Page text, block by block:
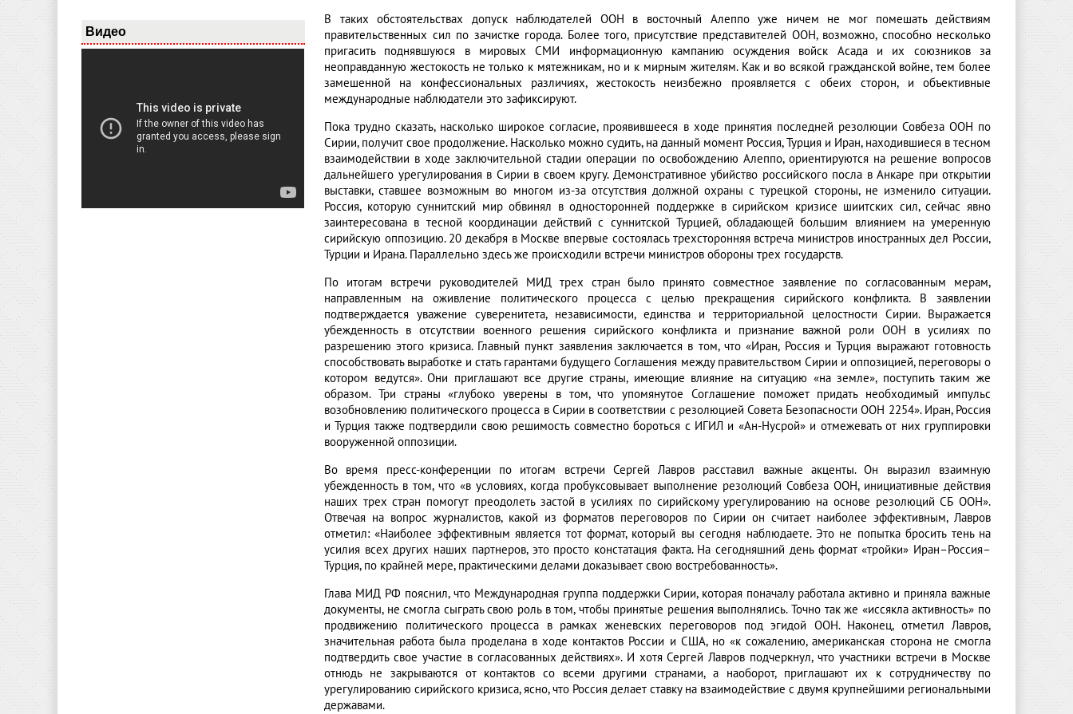
Видео
В таких обстоятельствах допуск наблюдателей ООН в восточный Алеппо уже ничем не мог помешать действиям
правительственных сил по зачистке города. Более того, присутствие представителей ООН, возможно, способно несколько
пригасить поднявшуюся в мировых СМИ информационную кампанию осуждения войск Асада и их союзников за
неоправданную жестокость не только к мятежникам, но и к мирным жителям. Как и во всякой гражданской войне, тем более
замешенной на конфессиональных различиях, жестокость неизбежно проявляется с обеих сторон, и объективные
международные наблюдатели это зафиксируют.
Пока трудно сказать, насколько широкое согласие, проявившееся в ходе принятия последней резолюции Совбеза ООН по
Сирии, получит свое продолжение. Насколько можно судить, на данный момент Россия, Турция и Иран, находившиеся в тесном
взаимодействии в ходе заключительной стадии операции по освобождению Алеппо, ориентируются на решение вопросов
дальнейшего урегулирования в Сирии в своем кругу. Демонстративное убийство российского посла в Анкаре при открытии
выставки, ставшее возможным во многом из-за отсутствия должной охраны с турецкой стороны, не изменило ситуации.
Россия, которую суннитский мир обвинял в односторонней поддержке в сирийском кризисе шиитских сил, сейчас явно
заинтересована в тесной координации действий с суннитской Турцией, обладающей большим влиянием на умеренную
сирийскую оппозицию. 20 декабря в Москве впервые состоялась трехсторонняя встреча министров иностранных дел России,
Турции и Ирана. Параллельно здесь же происходили встречи министров обороны трех государств.
По итогам встречи руководителей МИД трех стран было принято совместное заявление по согласованным мерам,
направленным на оживление политического процесса с целью прекращения сирийского конфликта. В заявлении
подтверждается уважение суверенитета, независимости, единства и территориальной целостности Сирии. Выражается
убежденность в отсутствии военного решения сирийского конфликта и признание важной роли ООН в усилиях по
разрешению этого кризиса. Главный пункт заявления заключается в том, что «Иран, Россия и Турция выражают готовность
способствовать выработке и стать гарантами будущего Соглашения между правительством Сирии и оппозицией, переговоры о
котором ведутся». Они приглашают все другие страны, имеющие влияние на ситуацию «на земле», поступить таким же
образом. Три страны «глубоко уверены в том, что упомянутое Соглашение поможет придать необходимый импульс
возобновлению политического процесса в Сирии в соответствии с резолюцией Совета Безопасности ООН 2254». Иран, Россия
и Турция также подтвердили свою решимость совместно бороться с ИГИЛ и «Ан-Нусрой» и отмежевать от них группировки
вооруженной оппозиции.
Во время пресс-конференции по итогам встречи Сергей Лавров расставил важные акценты. Он выразил взаимную
убежденность в том, что «в условиях, когда пробуксовывает выполнение резолюций Совбеза ООН, инициативные действия
наших трех стран помогут преодолеть застой в усилиях по сирийскому урегулированию на основе резолюций СБ ООН».
Отвечая на вопрос журналистов, какой из форматов переговоров по Сирии он считает наиболее эффективным, Лавров
отметил: «Наиболее эффективным является тот формат, который вы сегодня наблюдаете. Это не попытка бросить тень на
усилия всех других наших партнеров, это просто констатация факта. На сегодняшний день формат «тройки» Иран–Россия–
Турция, по крайней мере, практическими делами доказывает свою востребованность».
Глава МИД РФ пояснил, что Международная группа поддержки Сирии, которая поначалу работала активно и приняла важные
документы, не смогла сыграть свою роль в том, чтобы принятые решения выполнялись. Точно так же «иссякла активность» по
продвижению политического процесса в рамках женевских переговоров под эгидой ООН. Наконец, отметил Лавров,
значительная работа была проделана в ходе контактов России и США, но «к сожалению, американская сторона не смогла
подтвердить свое участие в согласованных действиях». И хотя Сергей Лавров подчеркнул, что участники встречи в Москве
отнюдь не закрываются от контактов со всеми другими странами, а наоборот, приглашают их к сотрудничеству по
урегулированию сирийского кризиса, ясно, что Россия делает ставку на взаимодействие с двумя крупнейшими региональными
державами.